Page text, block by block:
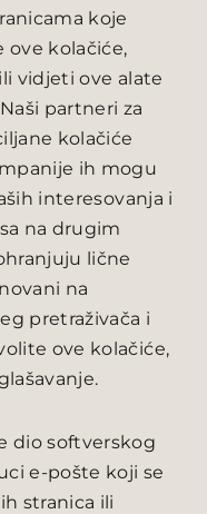
koje
ove kolačiće,
vidjeti ove alate
partneri za
kolačiće
ih mogu
interesovanja i
na drugim
lične
na
pretraživača i
ove kolačiće,
dio softverskog
e-pošte koji se
stranica ili